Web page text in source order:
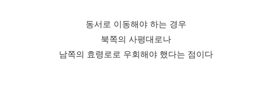
동서로 이동해야 하는 경우
북쪽의 사평대로나
남쪽의 효령로로 우회해야 했다는 점이다